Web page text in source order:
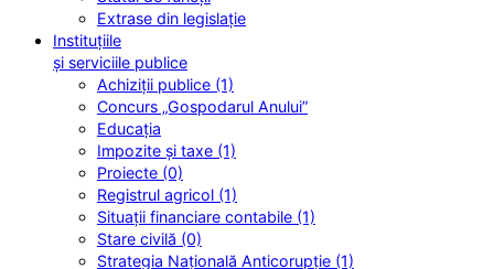
Extrase din legislație
Instituțiile
și serviciile publice
Achiziții publice (1)
Concurs „Gospodarul Anului”
Educația
Impozite și taxe (1)
Proiecte (0)
Registrul agricol (1)
Situații financiare contabile (1)
Stare civilă (0)
Strategia Națională Anticorupție (1)